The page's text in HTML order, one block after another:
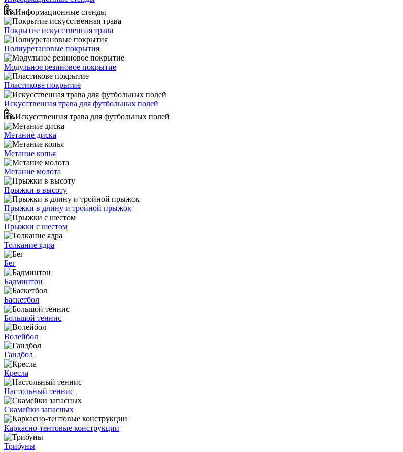
Информационные стенды
Покрытие искусственная трава
Полиуретановые покрытия
Модульное резиновое покрытие
Пластикове покрытие
Искусственная трава для футбольных полей
Искусственная трава для футбольных полей
Метание диска
Метание копья
Метание молота
Прыжки в высоту
Прыжки в длину и тройной прыжок
Прыжки с шестом
Толкание ядра
Бег
Бадминтон
Баскетбол
Большой теннис
Волейбол
Гандбол
Кресла
Настольный теннис
Скамейки запасных
Каркасно-тентовые конструкции
Трибуны